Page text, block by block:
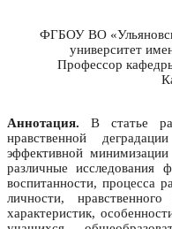
ФГБОУ ВО
университет
Профессор
Аннотация. В статье
нравственной
эффективной
различные исследования
воспитанности, процесса
личности,
характеристик,